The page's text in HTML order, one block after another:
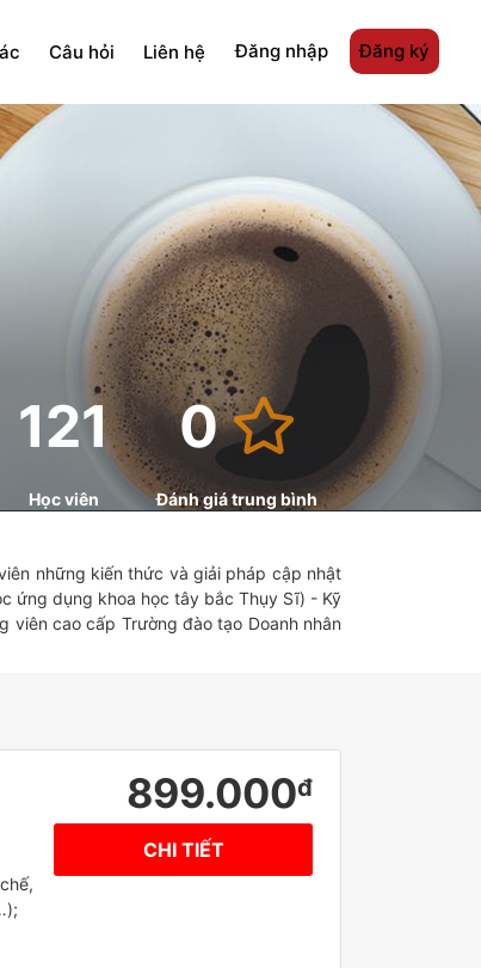
Câu hỏi Liên hệ Đăng nhập Đăng ký
121
Học viên
0
Đánh giá trung bình
những kiến thức và giải pháp cập nhật
ứng dụng khoa học tây bắc Thụy Sĩ) - Kỹ
viên cao cấp Trường đào tạo Doanh nhân
899.000đ
CHI TIẾT